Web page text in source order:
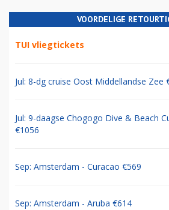
VOORDELIGE
TUI vliegtickets
Jul: 8-dg cruise Oost Middellandse Zee
Jul: 9-daagse Chogogo Dive & Beach
€1056
Sep: Amsterdam - Curacao €569
Sep: Amsterdam - Aruba €614